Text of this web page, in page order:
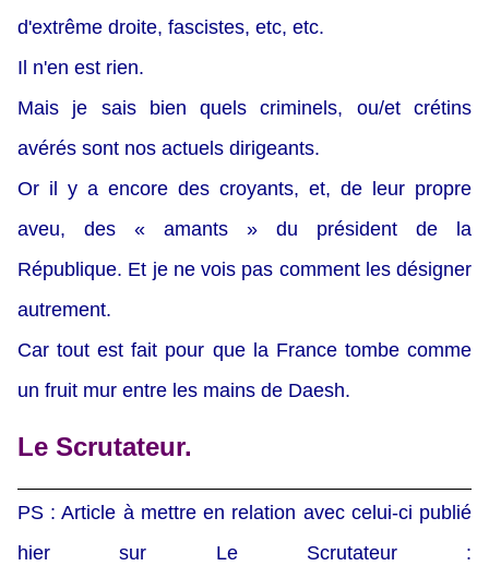
d'extrême droite, fascistes, etc, etc.
Il n'en est rien.
Mais je sais bien quels criminels, ou/et crétins
avérés sont nos actuels dirigeants.
Or il y a encore des croyants, et, de leur propre
aveu, des « amants » du président de la
République. Et je ne vois pas comment les désigner
autrement.
Car tout est fait pour que la France tombe comme
un fruit mur entre les mains de Daesh.
Le Scrutateur.
PS : Article à mettre en relation avec celui-ci publié
hier sur Le Scrutateur :